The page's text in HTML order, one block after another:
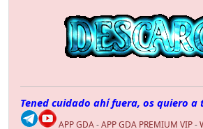
Tened cuidado ahí fuera, os quiero a
APP GDA-APP GDA PREMIUM VIP-